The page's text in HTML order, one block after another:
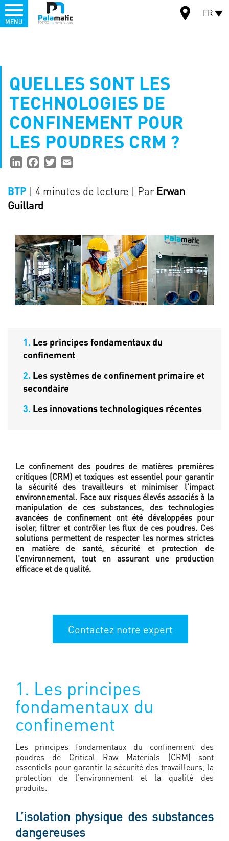
principal
Menu FR
MENU
QUELLES SONT LES
TECHNOLOGIES DE
CONFINEMENT POUR
LES POUDRES CRM ?
Partager
page
LinkedInFacebook
Twitter
BTP | 4 minutes de lecture | Par Erwan
Guillard
1. Les principes fondamentaux du
confinement
2. Les systèmes de confinement primaire et
secondaire
3. Les innovations technologiques récentes
Le confinement des poudres de matières premières
critiques (CRM) et toxiques est essentiel pour garantir
la sécurité des travailleurs et minimiser l'impact
environnemental. Face aux risques élevés associés à la
manipulation de ces substances, des technologies
avancées de confinement ont été développées pour
isoler, filtrer et contrôler les flux de ces poudres. Ces
solutions permettent de respecter les normes strictes
en matière de santé, sécurité et protection de
l'environnement, tout en assurant une production
efficace et de qualité.
Contactez notre expert
1. Les principes
fondamentaux du
confinement
Les principes fondamentaux du confinement des
poudres de Critical Raw Materials (CRM) sont
essentiels pour garantir la sécurité des travailleurs, la
protection de l'environnement et la qualité des
produits.
L’isolation physique des substances
dangereuses